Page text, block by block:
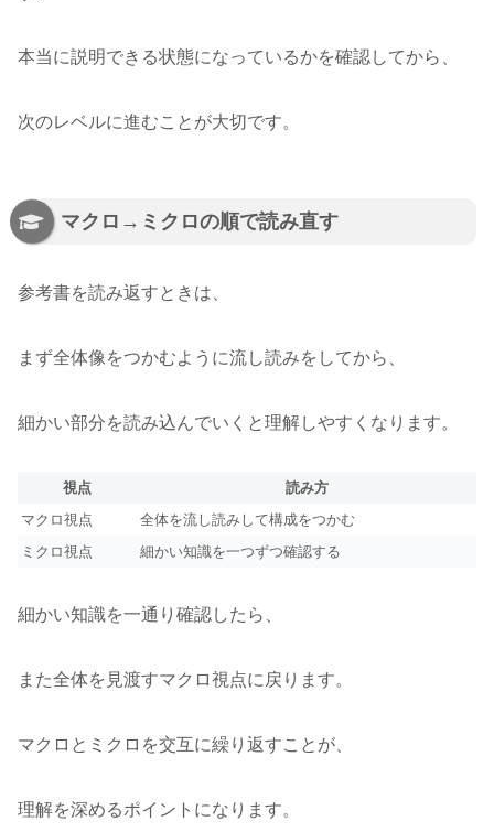
本当に説明できる状態になっているかを確認してから、
次のレベルに進むことが大切です。
マクロ→ミクロの順で読み直す
参考書を読み返すときは、
まず全体像をつかむように流し読みをしてから、
細かい部分を読み込んでいくと理解しやすくなります。
視点
読み方
マクロ視点
全体を流し読みして構成をつかむ
ミクロ視点
細かい知識を一つずつ確認する
細かい知識を一通り確認したら、
また全体を見渡すマクロ視点に戻ります。
マクロとミクロを交互に繰り返すことが、
理解を深めるポイントになります。